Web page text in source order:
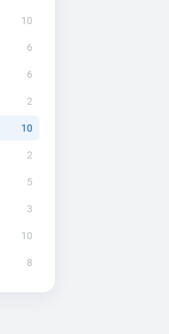
10
6
6
2
10
2
5
3
10
8